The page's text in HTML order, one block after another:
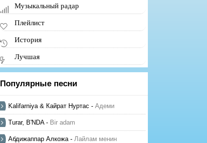
Музыкальный радар
Плейлист
История
Лучшая
Популярные песни
Kalifarniya & Кайрат Нуртас - Адеми
Turar, B'NDA- Bir adam
Абдижаппар Алкожа- Лайлам менин